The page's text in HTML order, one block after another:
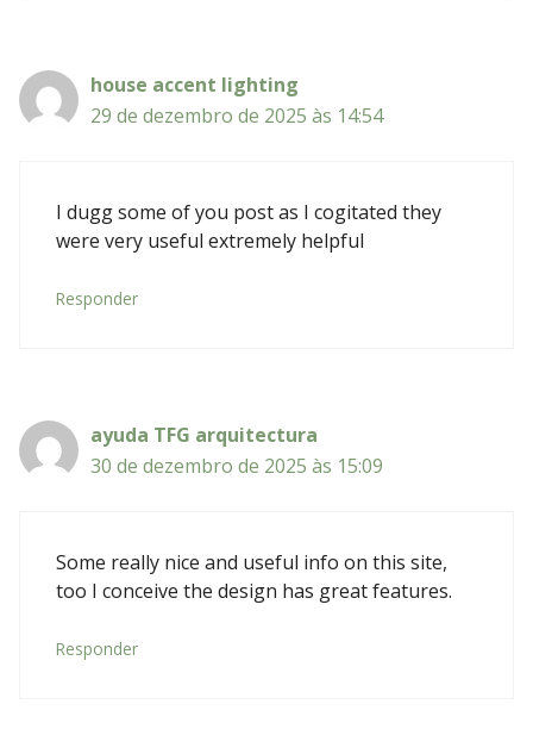
house accent lighting
29 de dezembro de 2025 às 14:54
I dugg some of you post as I cogitated they
were very useful extremely helpful
Responder
ayuda TFG arquitectura
30 de dezembro de 2025 às 15:09
Some really nice and useful info on this site,
too I conceive the design has great features.
Responder